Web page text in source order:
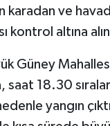
karadan ve
kontrol altına
Güney
saat 18.30
yangın